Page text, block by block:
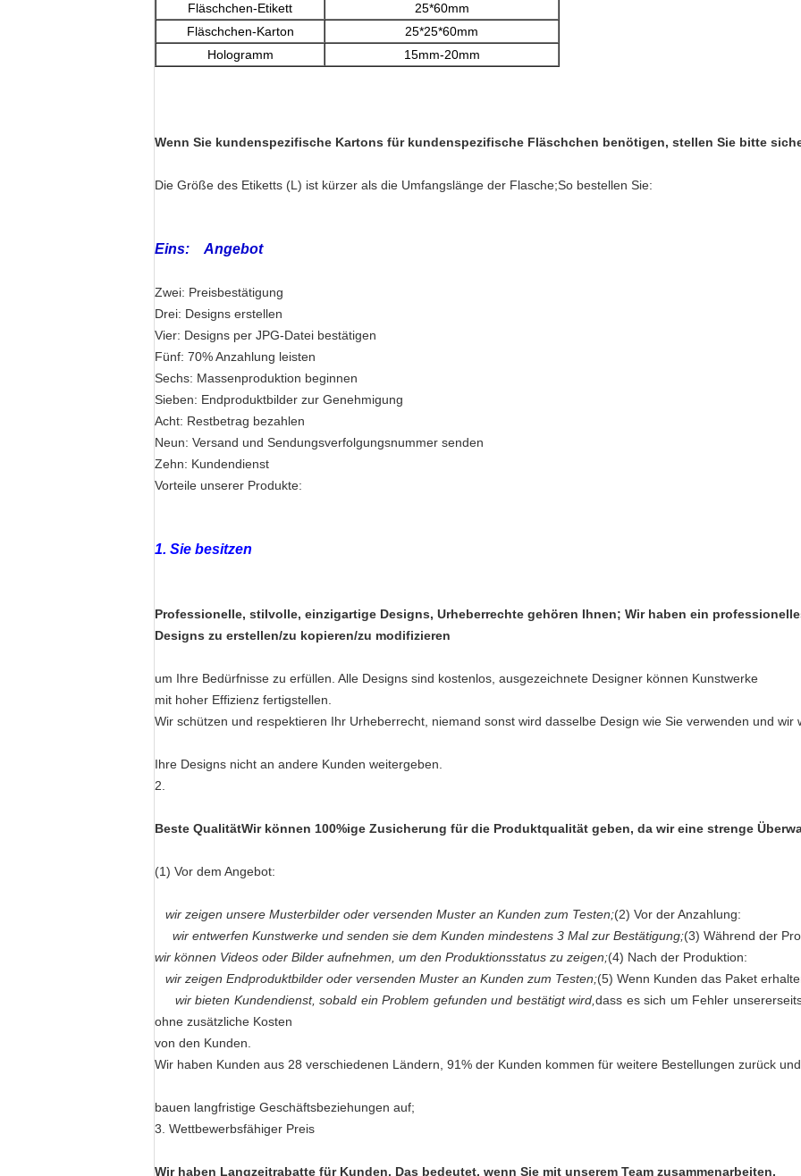
Fläschchen-Etikett
25*60mm
Fläschchen-Karton
25*25*60mm
Hologramm
15mm-20mm
Wenn Sie kundenspezifische Kartons für kundenspezifische Fläschchen benötigen, stellen Sie bitte
Die Größe des Etiketts (L) ist kürzer als die Umfangslänge der Flasche;So bestellen Sie:
Eins: Angebot
Zwei: Preisbestätigung
Drei: Designs erstellen
Vier: Designs per JPG-Datei bestätigen
Fünf: 70% Anzahlung leisten
Sechs: Massenproduktion beginnen
Sieben: Endproduktbilder zur Genehmigung
Acht: Restbetrag bezahlen
Neun: Versand und Sendungsverfolgungsnummer senden
Zehn: Kundendienst
Vorteile unserer Produkte:
1. Sie besitzen
Professionelle, stilvolle, einzigartige Designs, Urheberrechte gehören Ihnen; Wir haben ein
Designs zu erstellen/zu kopieren/zu modifizieren
um Ihre Bedürfnisse zu erfüllen. Alle Designs sind kostenlos, ausgezeichnete Designer können Kunstwerke
mit hoher Effizienz fertigstellen.
Wir schützen und respektieren Ihr Urheberrecht, niemand sonst wird dasselbe Design wie Sie verwenden und wir
Ihre Designs nicht an andere Kunden weitergeben.
2.
Beste QualitätWir können 100%ige Zusicherung für die Produktqualität geben, da wir eine strenge
(1) Vor dem Angebot:
wir zeigen unsere Musterbilder oder versenden Muster an Kunden zum Testen;(2) Vor der Anzahlung:
wir entwerfen Kunstwerke und senden sie dem Kunden mindestens 3 Mal zur Bestätigung;(3) Während der
wir können Videos oder Bilder aufnehmen, um den Produktionsstatus zu zeigen;(4) Nach der Produktion:
wir zeigen Endproduktbilder oder versenden Muster an Kunden zum Testen;(5) Wenn Kunden das Paket
wir bieten Kundendienst, sobald ein Problem gefunden und bestätigt wird, dass es sich um Fehler
ohne zusätzliche Kosten
von den Kunden.
Wir haben Kunden aus 28 verschiedenen Ländern, 91% der Kunden kommen für weitere Bestellungen zurück und
bauen langfristige Geschäftsbeziehungen auf;
3. Wettbewerbsfähiger Preis
Wir haben Langzeitrabatte für Kunden. Das bedeutet, wenn Sie mit unserem Team zusammenarbeiten,